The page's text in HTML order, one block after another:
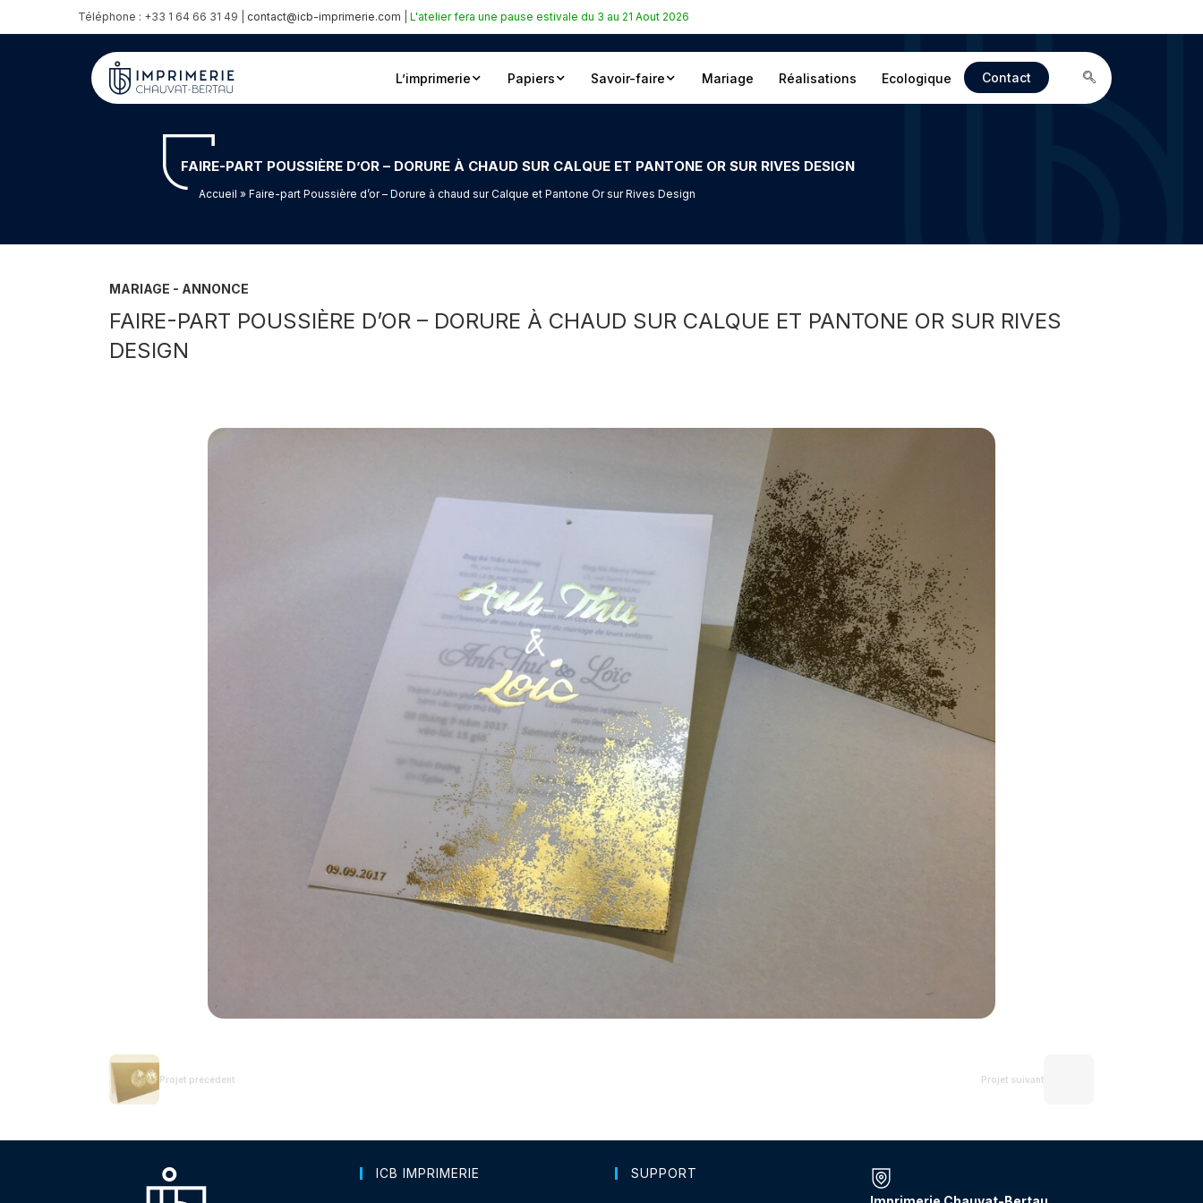
Téléphone : +33 1 64 66 31 49 | contact@icb-imprimerie.com L'atelier fera une pause estivale du 3 au 21 Aout 2026
L’imprimerie Papiers Savoir-faire Mariage Réalisations Ecologique Contact
FAIRE-PART POUSSIÈRE D’OR – DORURE À CHAUD SUR CALQUE ET PANTONE OR SUR RIVES DESIGN
Accueil » Faire-part Poussière d’or – Dorure à chaud sur Calque et Pantone Or sur Rives Design
MARIAGE - ANNONCE
FAIRE-PART POUSSIÈRE D’OR – DORURE À CHAUD SUR CALQUE ET PANTONE OR SUR RIVES
DESIGN
Projet précédent Projet suivant
ICB IMPRIMERIE
SUPPORT